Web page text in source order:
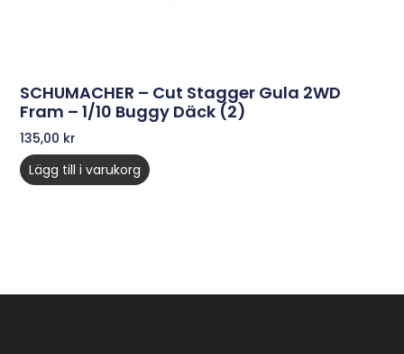
SCHUMACHER – Cut Stagger Gula 2WD
Fram – 1/10 Buggy Däck (2)
135,00 kr
Lägg till i varukorg